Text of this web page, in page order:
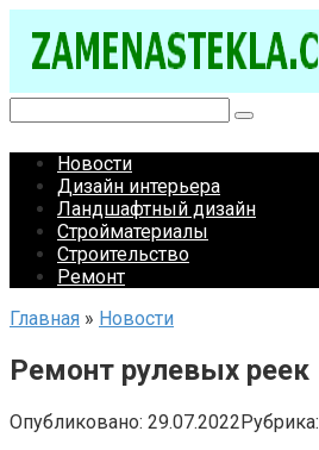
контенту
Новости
Дизайн интерьера
Ландшафтный дизайн
Стройматериалы
Строительство
Ремонт
Главная » Новости
Ремонт рулевых реек
Опубликовано: 29.07.2022Рубрика: